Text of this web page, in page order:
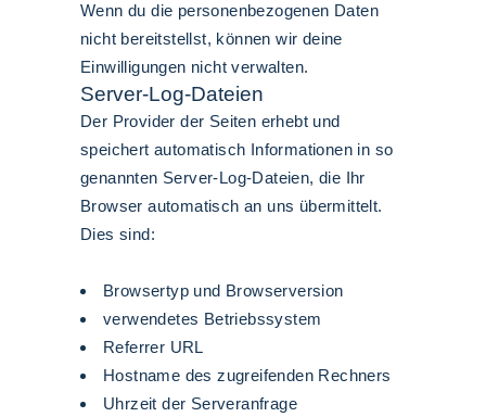
Wenn du die personenbezogenen Daten
nicht bereitstellst, können wir deine
Einwilligungen nicht verwalten.
Server-Log-Dateien
Der Provider der Seiten erhebt und
speichert automatisch Informationen in so
genannten Server-Log-Dateien, die Ihr
Browser automatisch an uns übermittelt.
Dies sind:
Browsertyp und Browserversion
verwendetes Betriebssystem
Referrer URL
Hostname des zugreifenden Rechners
Uhrzeit der Serveranfrage